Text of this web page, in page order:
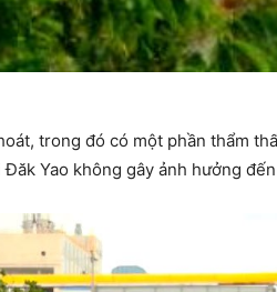
trong đó có một phần thẩm
Yao không gây ảnh hưởng